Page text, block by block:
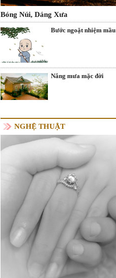
Bóng Núi, Dáng Xưa
Bước ngoặt nhiệm mầu
Nắng mưa mặc đời
NGHỆ THUẬT